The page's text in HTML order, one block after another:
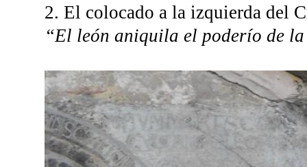
2. El colocado a la izquierda del
“El león aniquila el poderío de